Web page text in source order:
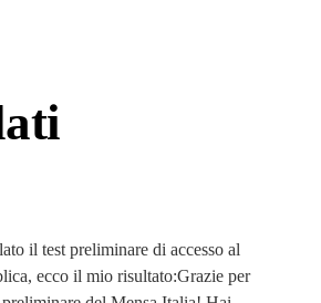
il test preliminare di accesso al
ecco il mio risultato:Grazie per